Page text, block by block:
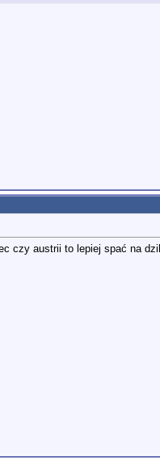
czy austrii to lepiej spać na